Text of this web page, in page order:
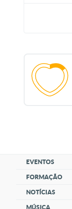
EVENTOS
FORMAÇÃO
NOTÍCIAS
MÚSICA